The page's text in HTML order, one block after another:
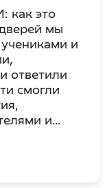
как это
мы
и
ответили
смогли
и…